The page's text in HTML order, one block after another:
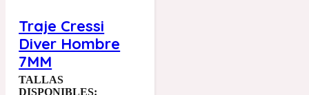
Traje Cressi
Diver Hombre
7MM
TALLAS
DISPONIBLES: